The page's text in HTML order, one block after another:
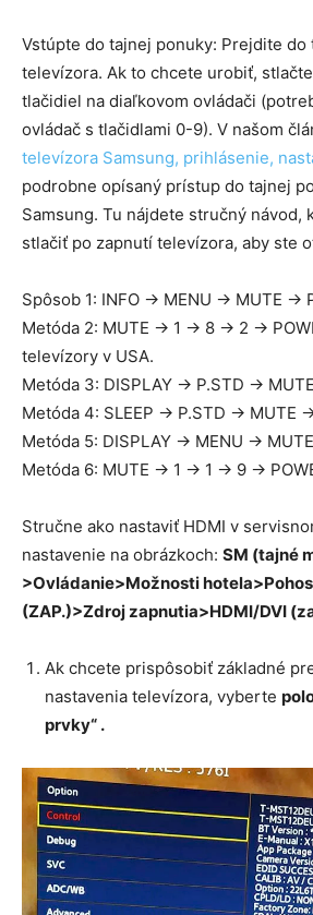
Vstúpte do tajnej ponuky: Prejdite do
televízora. Ak to chcete urobiť,
tlačidiel na diaľkovom ovládači
ovládač s tlačidlami 0-9). V našom
televízora Samsung, prihlásenie,
podrobne opísaný prístup do tajnej
Samsung. Tu nájdete stručný návod,
stlačiť po zapnutí televízora, aby ste
Spôsob 1: INFO → MENU → MUTE →
Metóda 2: MUTE → 1 → 8 → 2 →
televízory v USA.
Metóda 3: DISPLAY → P.STD →
Metóda 4: SLEEP → P.STD → MUTE
Metóda 5: DISPLAY → MENU →
Metóda 6: MUTE → 1 → 1 → 9 →
Stručne ako nastaviť HDMI v
nastavenie na obrázkoch: SM (tajné
>Ovládanie>Možnosti
(ZAP.)>Zdroj zapnutia>HDMI/DVI
Ak chcete prispôsobiť základné
nastavenia televízora, vyberte
prvky“ .